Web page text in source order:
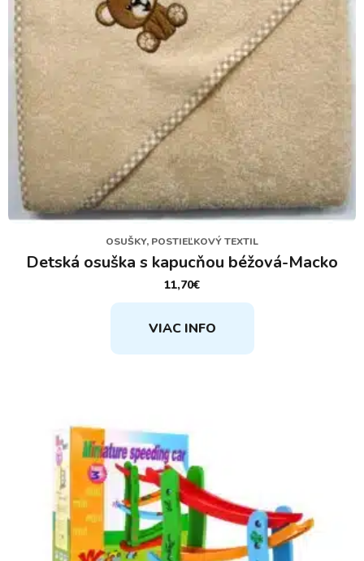
OSUŠKY, POSTIEĽKOVÝ TEXTIL
Detská osuška s kapucňou béžová-Macko
11,70€
VIAC INFO